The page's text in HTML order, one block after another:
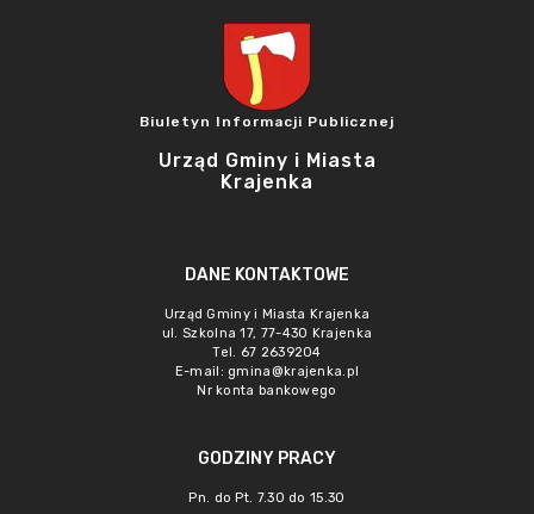
Biuletyn Informacji Publicznej
Urząd Gminy i Miasta
Krajenka
DANE KONTAKTOWE
Urząd Gminy i Miasta Krajenka
ul. Szkolna 17, 77-430 Krajenka
Tel. 67 2639204
E-mail: gmina@krajenka.pl
Nr konta bankowego
GODZINY PRACY
Pn. do Pt. 7.30 do 15.30